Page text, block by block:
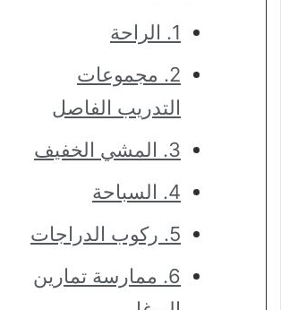
1. الراحة
2. مجموعات
التدريب الفاصل
3. المشي الخفيف
4. السباحة
5. ركوب الدراجات
6. ممارسة تمارين